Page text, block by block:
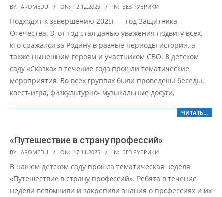
2025-
12-
12
BY: AROMEDU ON: 12.12.2025 IN: БЕЗ РУБРИКИ
Подходит к завершению 2025г — год Защитника
Отечества. Этот год стал данью уважения подвигу всех,
кто сражался за Родину в разные периоды истории, а
также нынешним героям и участником СВО. В детском
саду «Сказка» в течение года прошли тематические
мероприятия. Во всех группах были проведены беседы,
квест-игра, физкультурно- музыкальные досуги,
ЧИТАТЬ…
«Путешествие в страну профессий»
2025-
11-
17
BY: AROMEDU ON: 17.11.2025 IN: БЕЗ РУБРИКИ
В нашем детском саду прошла тематическая неделя
«Путешествие в страну профессий». Ребята в течение
недели вспомнили и закрепили знания о профессиях и их